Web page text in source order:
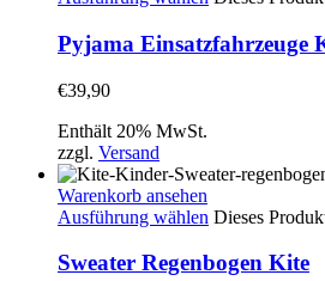
Pyjama Einsatzfahrzeuge
€39,90
Enthält 20% MwSt.
zzgl. Versand
Warenkorb ansehen
Ausführung wählen Dieses
Sweater Regenbogen Kite